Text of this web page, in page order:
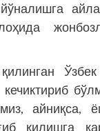
айниқса,
қилишга